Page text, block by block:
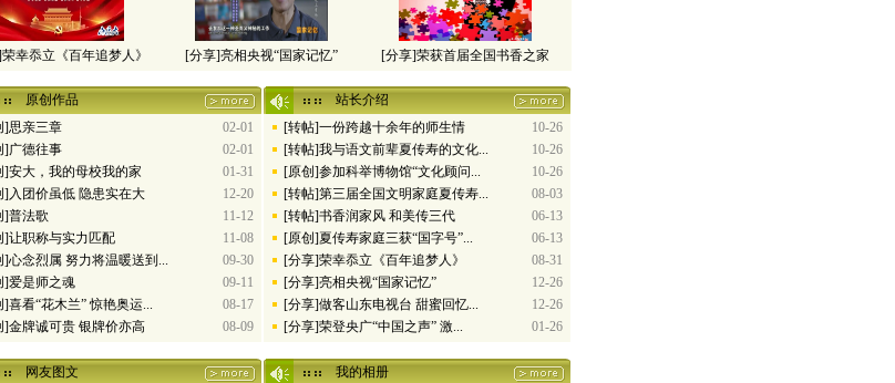
幸忝立《百年追梦人》 [分享]亮相央视“国家记忆” [分享]荣获首届全国书香之家
原创作品
]思亲三章
02-01
]广德往事
02-01
]安大，我的母校我的家
01-31
]入团价虽低 隐患实在大
12-20
]普法歌
11-12
]让职称与实力匹配
11-08
心念烈属 努力将温暖送到...
09-30
]爱是师之魂
09-11
喜看“花木兰” 惊艳奥运...
08-17
]金牌诚可贵 银牌价亦高
08-09
站长介绍
[转帖]一份跨越十余年的师生情
10-26
[转帖]我与语文前辈夏传寿的文化...
10-26
[原创]参加科举博物馆“文化顾问...
10-26
[转帖]第三届全国文明家庭夏传寿...
08-03
[转帖]书香润家风 和美传三代
06-13
[原创]夏传寿家庭三获“国字号”...
06-13
[分享]荣幸忝立《百年追梦人》
08-31
[分享]亮相央视“国家记忆”
12-26
[分享]做客山东电视台 甜蜜回忆...
12-26
[分享]荣登央广“中国之声” 激...
01-26
网友图文
我的相册